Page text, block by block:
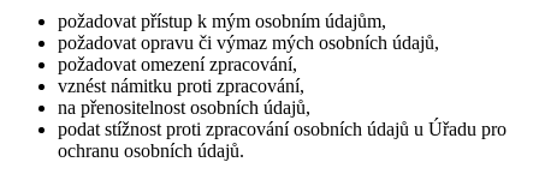
požadovat přístup k mým osobním údajům,
požadovat opravu či výmaz mých osobních údajů,
požadovat omezení zpracování,
vznést námitku proti zpracování,
na přenositelnost osobních údajů,
podat stížnost proti zpracování osobních údajů u Úřadu pro
ochranu osobních údajů.